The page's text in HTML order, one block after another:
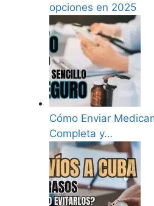
opciones en 2025
Cómo Enviar
Completa y…